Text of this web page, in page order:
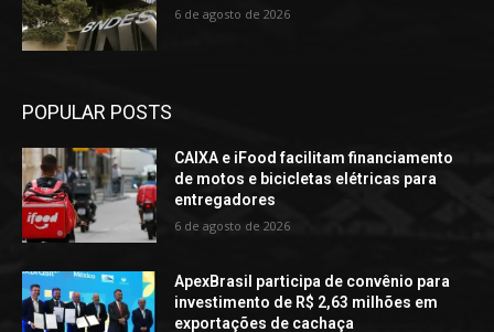
6 de agosto de 2026
POPULAR POSTS
CAIXA e iFood facilitam financiamento
de motos e bicicletas elétricas para
entregadores
6 de agosto de 2026
ApexBrasil participa de convênio para
investimento de R$ 2,63 milhões em
exportações de cachaça